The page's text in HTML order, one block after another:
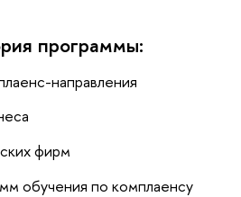
программы:
направления
фирм
обучения по комплаенсу